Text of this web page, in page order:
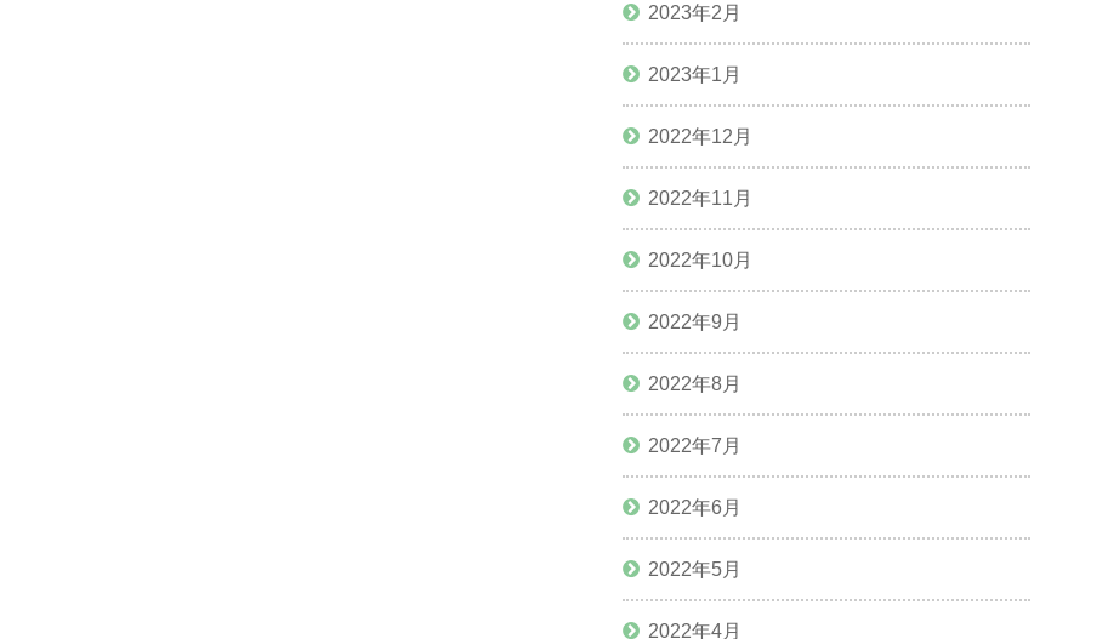
2023年2月
2023年1月
2022年12月
2022年11月
2022年10月
2022年9月
2022年8月
2022年7月
2022年6月
2022年5月
2022年4月